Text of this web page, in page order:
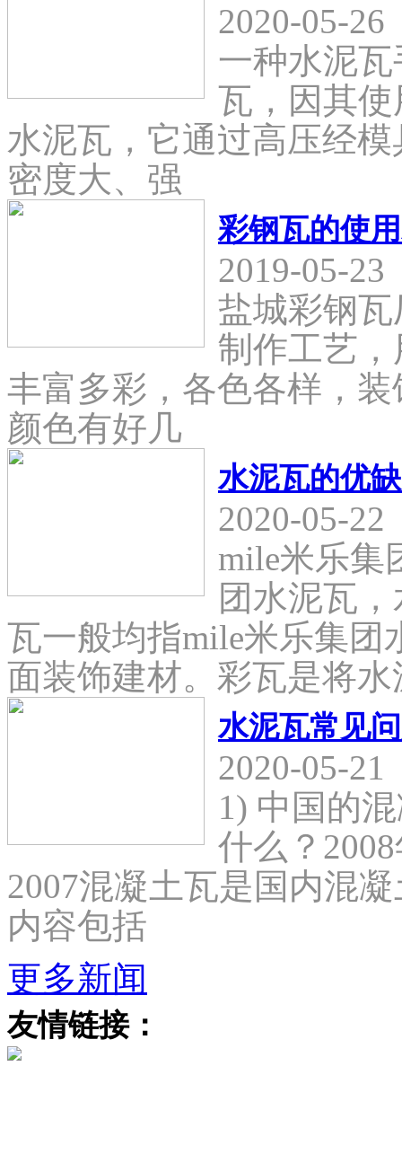
2020-05-26
一种水泥
瓦，因其
水泥瓦，它通过高压经
密度大、强
彩钢瓦的使
2019-05-23
盐城彩钢
制作工艺
丰富多彩，各色各样，
颜色有好几
水泥瓦的优
2020-05-22
mile米乐集
团水泥瓦
瓦一般均指mile米乐集团
面装饰建材。彩瓦是将
水泥瓦常见
2020-05-21
1) 中国的
什么？
2007混凝土瓦是国内混
内容包括
更多新闻
友情链接：